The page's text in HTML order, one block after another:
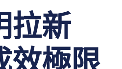
拉新
效極限